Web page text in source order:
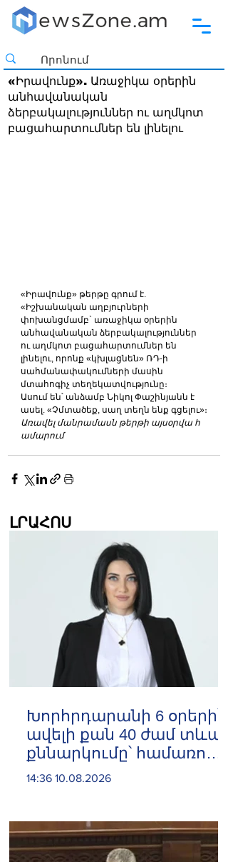
«Իրավունք». Առաջիկա օրերին
անհավանական
ձերբակալություններ ու աղմկոտ
բացահարտումներ են լինելու
«Իրավունք» թերթը գրում է.
«Իշխանական աղբյուրների
փոխանցմամբ` առաջիկա օրերին
անհավանական ձերբակալություններ
ու աղմկոտ բացահարտումներ են
լինելու, որոնք «կխլացնեն» ՌԴ-ի
սահմանափակումների մասին
մտահոգիչ տեղեկատվությունը։
Ասում են՝ անձամբ Նիկոլ Փաշինյանն է
ասել. «Չմտածեք, սաղ տեղն ենք գցելու»։
Առավել մանրամասն թերթի այսօրվա հ
ամարում
ԼՐԱՀՈՍ
Խորհրդարանի 6 օրերի՝
ավելի քան 40 ժամ տևած
քննարկումը՝ համառոտ.
Արփինե Հովհաննիսյան
14:36 10.08.2026